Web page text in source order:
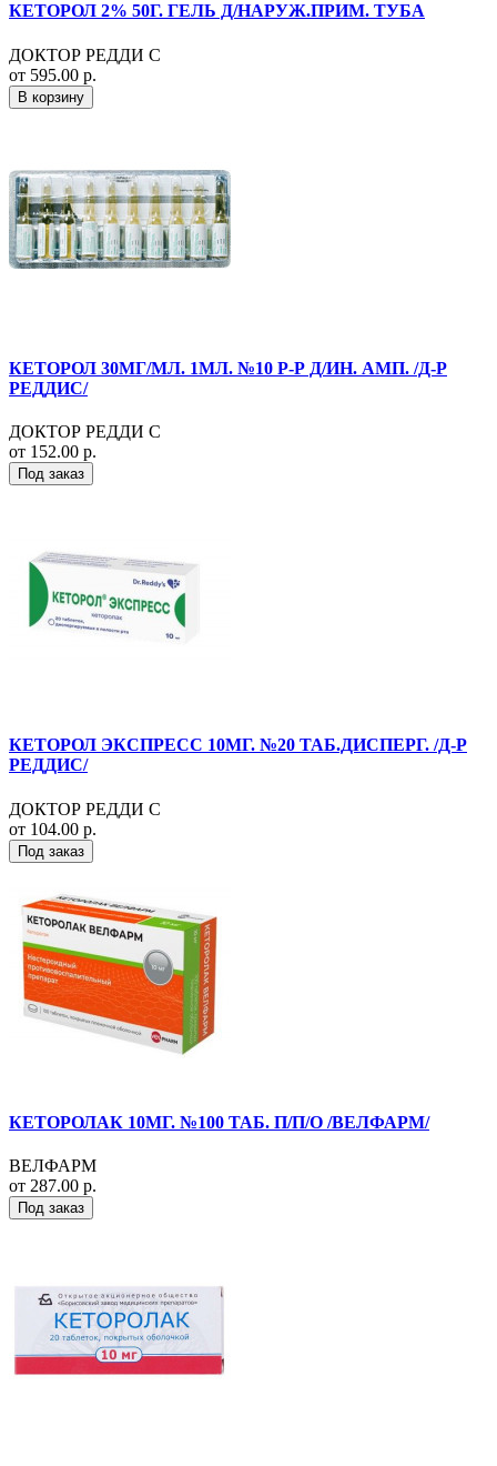
КЕТОРОЛ 2% 50Г. ГЕЛЬ Д/НАРУЖ.ПРИМ. ТУБА
ДОКТОР РЕДДИ С
от 595.00 р.
В корзину
КЕТОРОЛ 30МГ/МЛ. 1МЛ. №10 Р-Р Д/ИН. АМП. /Д-Р
РЕДДИС/
ДОКТОР РЕДДИ С
от 152.00 р.
Под заказ
КЕТОРОЛ ЭКСПРЕСС 10МГ. №20 ТАБ.ДИСПЕРГ. /Д-Р
РЕДДИС/
ДОКТОР РЕДДИ С
от 104.00 р.
Под заказ
КЕТОРОЛАК 10МГ. №100 ТАБ. П/П/О /ВЕЛФАРМ/
ВЕЛФАРМ
от 287.00 р.
Под заказ